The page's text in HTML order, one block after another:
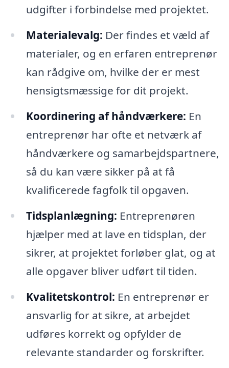
udgifter i forbindelse med projektet.
Materialevalg: Der findes et væld af
materialer, og en erfaren entreprenør
kan rådgive om, hvilke der er mest
hensigtsmæssige for dit projekt.
Koordinering af håndværkere: En
entreprenør har ofte et netværk af
håndværkere og samarbejdspartnere,
så du kan være sikker på at få
kvalificerede fagfolk til opgaven.
Tidsplanlægning: Entreprenøren
hjælper med at lave en tidsplan, der
sikrer, at projektet forløber glat, og at
alle opgaver bliver udført til tiden.
Kvalitetskontrol: En entreprenør er
ansvarlig for at sikre, at arbejdet
udføres korrekt og opfylder de
relevante standarder og forskrifter.